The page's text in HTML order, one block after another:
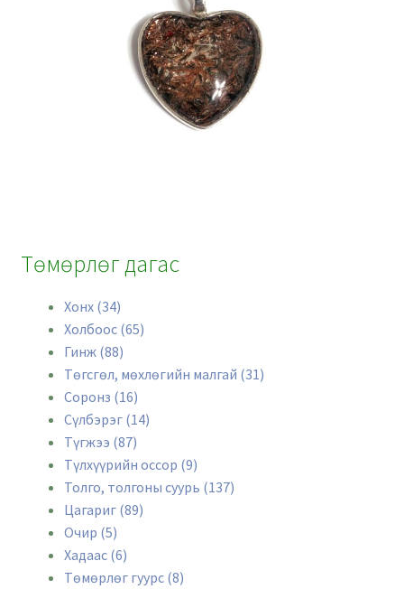
Төмөрлөг дагас
Хонх (34)
Холбоос (65)
Гинж (88)
Төгсгөл, мөхлөгийн малгай (31)
Соронз (16)
Сүлбэрэг (14)
Түгжээ (87)
Түлхүүрийн оссор (9)
Толго, толгоны суурь (137)
Цагариг (89)
Очир (5)
Хадаас (6)
Төмөрлөг гуурс (8)